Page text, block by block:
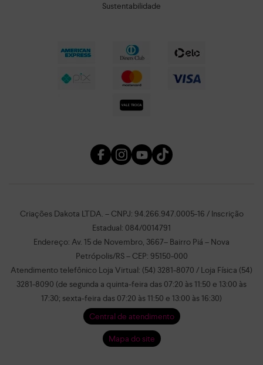
Sustentabilidade
Criações Dakota LTDA. – CNPJ: 94.266.947.0005-16 / Inscrição
Estadual: 084/0014791
Endereço: Av. 15 de Novembro, 3667– Bairro Piá – Nova
Petrópolis/RS – CEP: 95150-000
Atendimento telefônico Loja Virtual: (54) 3281-8070 / Loja Física (54)
3281-8090 (de segunda a quinta-feira das 07:20 às 11:50 e 13:00 às
17:30; sexta-feira das 07:20 às 11:50 e 13:00 às 16:30)
Central de atendimento
Mapa do site